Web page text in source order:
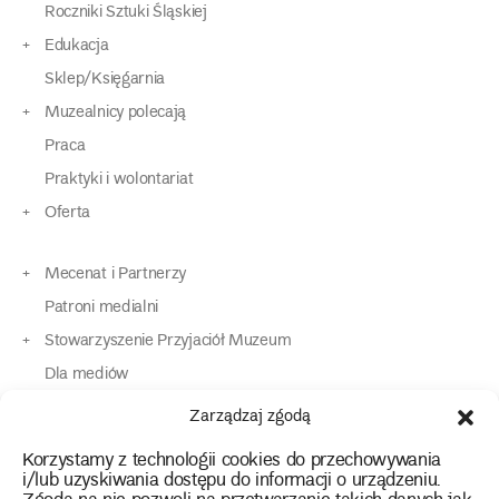
Zarządzaj zgodą
Korzystamy z technologii cookies do przechowywania
i/lub uzyskiwania dostępu do informacji o urządzeniu.
Roczniki Sztuki Śląskiej
Edukacja
Sklep/Księgarnia
Muzealnicy polecają
Praca
Praktyki i wolontariat
Oferta
Mecenat i Partnerzy
Patroni medialni
Stowarzyszenie Przyjaciół Muzeum
Dla mediów
Dla osób o specjalnych potrzebach
Kontakt